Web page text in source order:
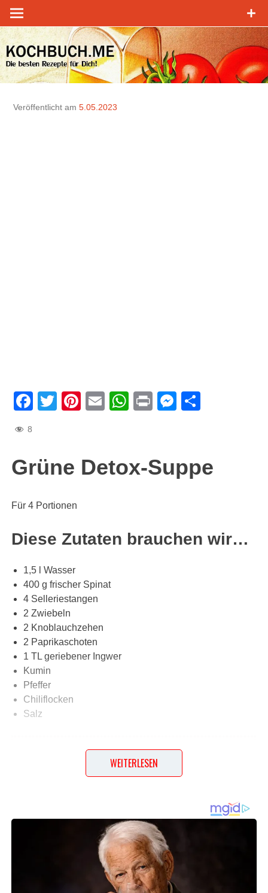
Zum
Inhalt
springen
Veröffentlicht am 5.05.2023
Facebook
TwitterPinterest
EmailWhatsApp
Print
8
Grüne Detox-Suppe
Für 4 Portionen
Diese Zutaten brauchen wir…
1,5 l Wasser
400 g frischer Spinat
4 Selleriestangen
2 Zwiebeln
2 Knoblauchzehen
2 Paprikaschoten
1 TL geriebener Ingwer
Kumin
Pfeffer
Chiliflocken
Salz
Dann hinterlasse doch bitte einen Kommentar am
Ende dieser Seite & auch eine Bewertung!
Und so wird es gemacht…
Zwiebel und Knoblauch schälen und fein hacken. In 2 EL
Wasser andünsten. Sellerie putzen, klein schneiden und
dazugeben. Für drei Minuten anbraten. Paprika waschen,
putzen und würfeln. Gemeinsam mit dem Spinat und dem
WEITERLESEN